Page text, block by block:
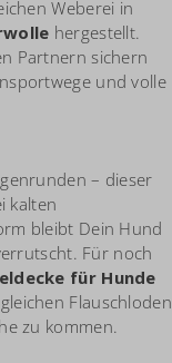
Weberei in
hergestellt.
Partnern sichern
und volle
– dieser
kalten
bleibt Dein Hund
Für noch
für Hunde
Flauschloden
zu kommen.